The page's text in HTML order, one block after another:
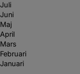
Juli
Juni
Maj
April
Mars
Februari
Januari